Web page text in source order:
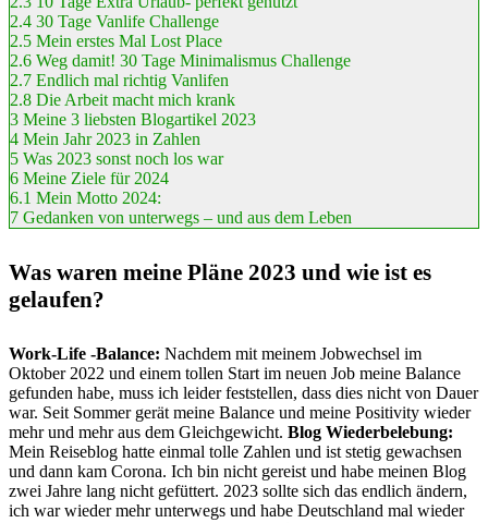
2.4 30 Tage Vanlife Challenge
2.5 Mein erstes Mal Lost Place
2.6 Weg damit! 30 Tage Minimalismus Challenge
2.7 Endlich mal richtig Vanlifen
2.8 Die Arbeit macht mich krank
3 Meine 3 liebsten Blogartikel 2023
4 Mein Jahr 2023 in Zahlen
5 Was 2023 sonst noch los war
6 Meine Ziele für 2024
6.1 Mein Motto 2024:
7 Gedanken von unterwegs – und aus dem Leben
Was waren meine Pläne 2023 und wie ist es
gelaufen?
Work-Life -Balance: Nachdem mit meinem Jobwechsel im
Oktober 2022 und einem tollen Start im neuen Job meine Balance
gefunden habe, muss ich leider feststellen, dass dies nicht von Dauer
war. Seit Sommer gerät meine Balance und meine Positivity wieder
mehr und mehr aus dem Gleichgewicht. Blog Wiederbelebung:
Mein Reiseblog hatte einmal tolle Zahlen und ist stetig gewachsen
und dann kam Corona. Ich bin nicht gereist und habe meinen Blog
zwei Jahre lang nicht gefüttert. 2023 sollte sich das endlich ändern,
ich war wieder mehr unterwegs und habe Deutschland mal wieder